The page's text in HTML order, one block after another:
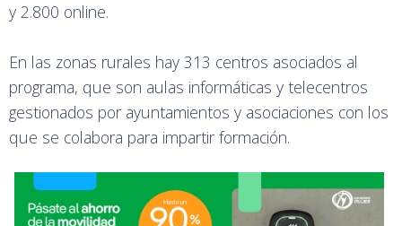
y 2.800 online.
En las zonas rurales hay 313 centros asociados al
programa, que son aulas informáticas y telecentros
gestionados por ayuntamientos y asociaciones con los
que se colabora para impartir formación.